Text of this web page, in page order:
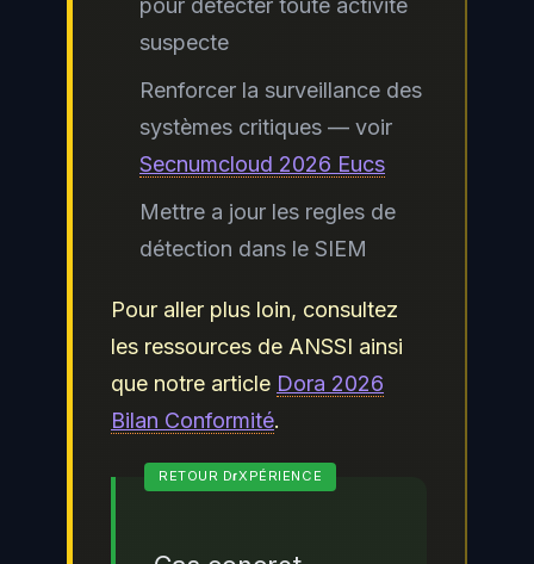
pour détecter toute activite
suspecte
Renforcer la surveillance des
systèmes critiques — voir
Secnumcloud 2026 Eucs
Mettre a jour les regles de
détection dans le SIEM
Pour aller plus loin, consultez
les ressources de ANSSI ainsi
que notre article Dora 2026
Bilan Conformité.